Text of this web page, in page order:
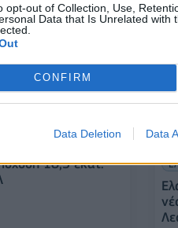
opt-out of Collection, Use,
Data that Is Unrelated with
CONFIRM
Data Deletion Data
18,3 εκατ.